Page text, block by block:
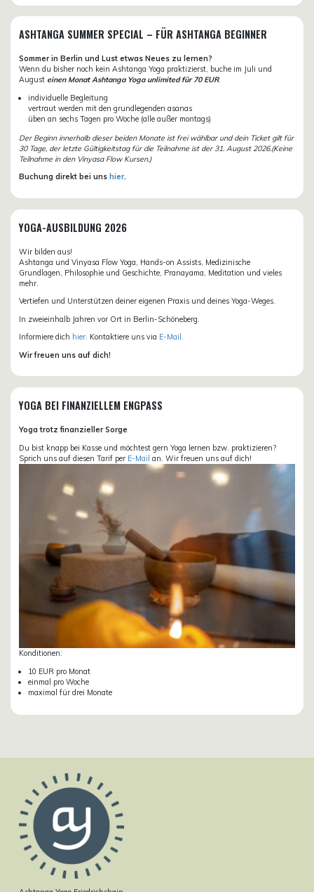
ASHTANGA SUMMER SPECIAL – FÜR ASHTANGA BEGINNER
Sommer in Berlin und Lust etwas Neues zu lernen?
Wenn du bisher noch kein Ashtanga Yoga praktizierst, buche im Juli und
August einen Monat Ashtanga Yoga unlimited für 70 EUR.
individuelle Begleitung
vertraut werden mit den grundlegenden asanas
üben an sechs Tagen pro Woche (alle außer montags)
Der Beginn innerhalb dieser beiden Monate ist frei wählbar und dein Ticket gilt für
30 Tage, der letzte Gültigkeitstag für die Teilnahme ist der 31. August 2026.(Keine
Teilnahme in den Vinyasa Flow Kursen.)
Buchung direkt bei uns hier.
YOGA-AUSBILDUNG 2026
Wir bilden aus!
Ashtanga und Vinyasa Flow Yoga, Hands-on Assists, Medizinische
Grundlagen, Philosophie und Geschichte, Pranayama, Meditation und vieles
mehr.
Vertiefen und Unterstützen deiner eigenen Praxis und deines Yoga-Weges.
In zweieinhalb Jahren vor Ort in Berlin-Schöneberg.
Informiere dich hier. Kontaktiere uns via E-Mail.
Wir freuen uns auf dich!
YOGA BEI FINANZIELLEM ENGPASS
Yoga trotz finanzieller Sorge
Du bist knapp bei Kasse und möchtest gern Yoga lernen bzw. praktizieren?
Sprich uns auf diesen Tarif per E-Mail an. Wir freuen uns auf dich!
Konditionen:
10 EUR pro Monat
einmal pro Woche
maximal für drei Monate